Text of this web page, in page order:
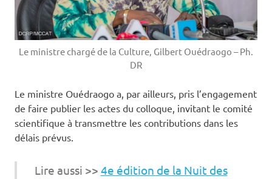
Le ministre chargé de la Culture, Gilbert Ouédraogo – Ph.
DR
Le ministre Ouédraogo a, par ailleurs, pris l’engagement
de faire publier les actes du colloque, invitant le comité
scientifique à transmettre les contributions dans les
délais prévus.
Lire aussi >> 4e édition de la Nuit des